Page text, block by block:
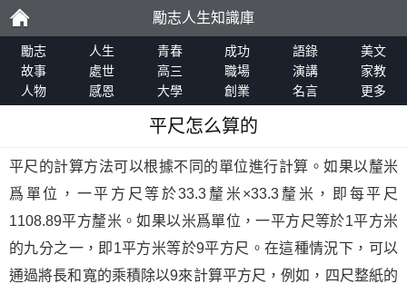
勵
志
勵志人生知識庫
勵志 人生 青春 成功 語錄
美文
故事
處世 高三 職場 演講
家教
人物
感恩 大學 創業 名言 更多
平尺怎么算的
平尺的計算方法可以根據不同的單位進行計算。如果以釐米
爲單位，一平方尺等於33.3釐米×33.3釐米，即每平尺
1108.89平方釐米。如果以米爲單位，一平方尺等於1平方米
的九分之一，即1平方米等於9平方尺。在這種情況下，可以
通過將長和寬的乘積除以9來計算平方尺，例如，四尺整紙的